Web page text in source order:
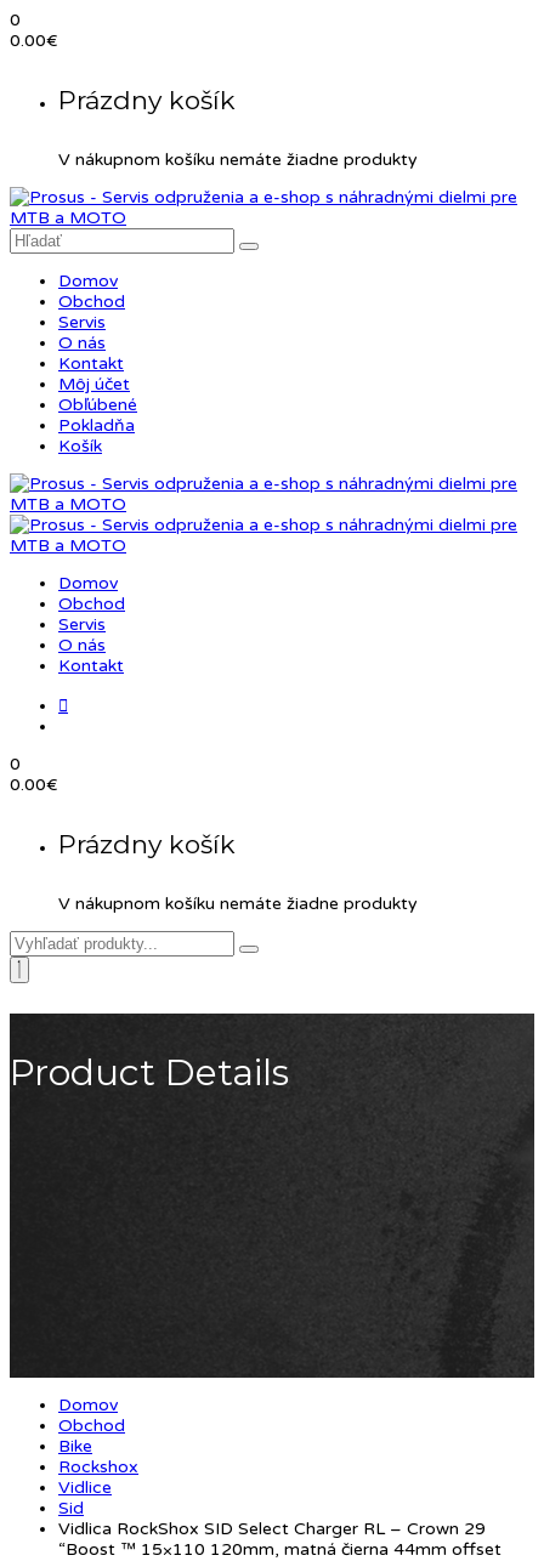
0
0.00€
Prázdny košík
V nákupnom košíku nemáte žiadne produkty
Domov
Obchod
Servis
O nás
Kontakt
Môj účet
Obľúbené
Pokladňa
Košík
Domov
Obchod
Servis
O nás
Kontakt
0
0.00€
Prázdny košík
V nákupnom košíku nemáte žiadne produkty
Product Details
Domov
Obchod
Bike
Rockshox
Vidlice
Sid
Vidlica RockShox SID Select Charger RL – Crown 29
“Boost ™ 15×110 120mm, matná čierna 44mm offset